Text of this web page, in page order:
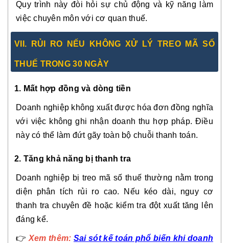
Quy trình này đòi hỏi sự chủ động và kỹ năng làm
việc chuyên môn với cơ quan thuế.
VII. RỦI RO NẾU KHÔNG XỬ LÝ TREO MÃ SỐ
THUẾ TRONG 30 NGÀY
1. Mất hợp đồng và dòng tiền
Doanh nghiệp không xuất được hóa đơn đồng nghĩa
với việc không ghi nhận doanh thu hợp pháp. Điều
này có thể làm đứt gãy toàn bộ chuỗi thanh toán.
2. Tăng khả năng bị thanh tra
Doanh nghiệp bị treo mã số thuế thường nằm trong
diện phân tích rủi ro cao. Nếu kéo dài, nguy cơ
thanh tra chuyên đề hoặc kiểm tra đột xuất tăng lên
đáng kể.
👉 Xem thêm: Sai sót kế toán phổ biến khi doanh